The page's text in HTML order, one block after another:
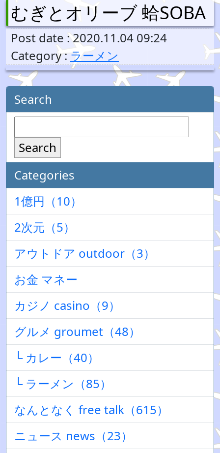
むぎとオリーブ 蛤SOBA
Post date : 2020.11.04 09:24
Category : ラーメン
Search
Search
Categories
1億円（10）
2次元（5）
アウトドア outdoor（3）
お金 マネー
カジノ casino（9）
グルメ groumet（48）
└ カレー（40）
└ ラーメン（85）
なんとなく free talk（615）
ニュース news（23）